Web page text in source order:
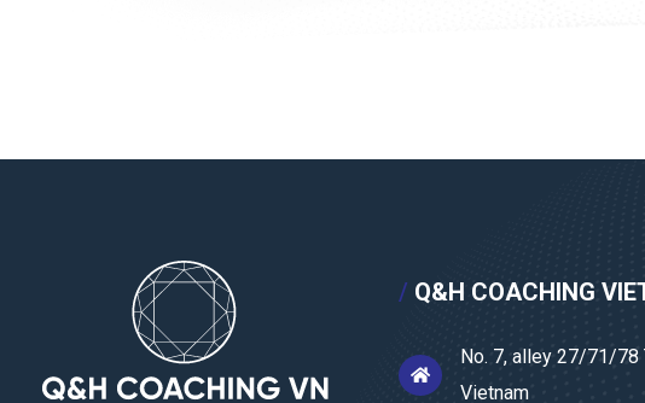
/ Q&H COACHING
No. 7, alley 27/71/78
Vietnam